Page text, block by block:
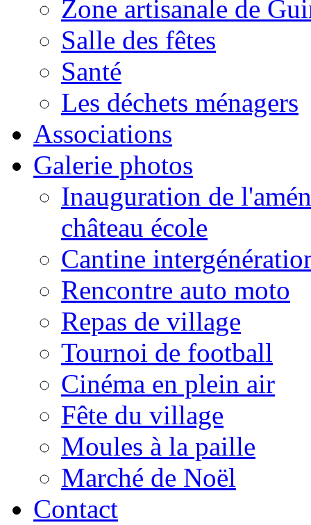
Zone artisanale de
Salle des fêtes
Santé
Les déchets ménagers
Associations
Galerie photos
Inauguration de
château école
Cantine
Rencontre auto moto
Repas de village
Tournoi de football
Cinéma en plein air
Fête du village
Moules à la paille
Marché de Noël
Contact